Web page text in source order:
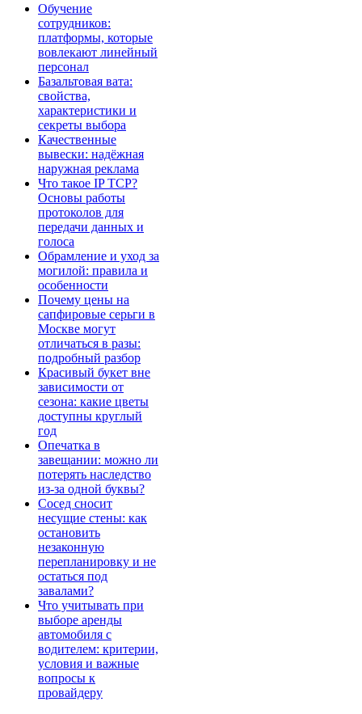
Обучение
сотрудников:
платформы, которые
вовлекают линейный
персонал
Базальтовая вата:
свойства,
характеристики и
секреты выбора
Качественные
вывески: надёжная
наружная реклама
Что такое IP TCP?
Основы работы
протоколов для
передачи данных и
голоса
Обрамление и уход за
могилой: правила и
особенности
Почему цены на
сапфировые серьги в
Москве могут
отличаться в разы:
подробный разбор
Красивый букет вне
зависимости от
сезона: какие цветы
доступны круглый
год
Опечатка в
завещании: можно ли
потерять наследство
из-за одной буквы?
Сосед сносит
несущие стены: как
остановить
незаконную
перепланировку и не
остаться под
завалами?
Что учитывать при
выборе аренды
автомобиля с
водителем: критерии,
условия и важные
вопросы к
провайдеру